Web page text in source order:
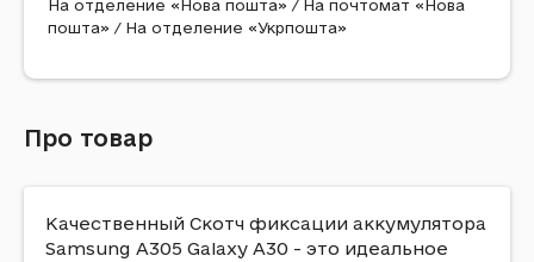
На отделение «Нова пошта» / На почтомат «Нова
пошта» / На отделение «Укрпошта»
Про товар
Качественный Скотч фиксации аккумулятора
Samsung A305 Galaxy A30 - это идеальное